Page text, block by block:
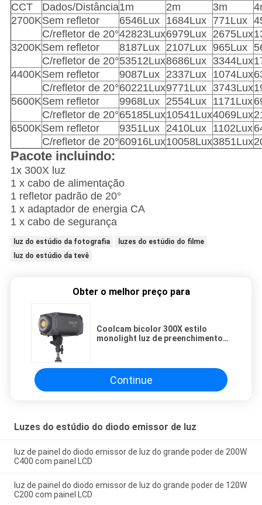
CCT
Dados/Distância1m 2m 3m
2700KSem refletor 6546Lux 1684Lux 771Lux
C/refletor de 20°42823Lux6979Lux 2675Lux
3200KSem refletor 8187Lux 2107Lux 965Lux
C/refletor de 20°53512Lux8686Lux 3344Lux
4400KSem refletor 9087Lux 2337Lux 1074Lux
C/refletor de 20°60221Lux9771Lux 3743Lux
5600KSem refletor 9968Lux 2554Lux 1171Lux
C/refletor de 20°65185Lux10541Lux4069Lux
6500KSem refletor 9351Lux 2410Lux 1102Lux
C/refletor de 20°60916Lux10058Lux3851Lux
Pacote incluindo:
1x 300X luz
1 x cabo de alimentação
1 refletor padrão de 20°
1 x adaptador de energia CA
1 x cabo de segurança
luz do estúdio da fotografia
luzes do estúdio do filme
luz do estúdio da tevê
Obter o melhor preço para
Coolcam bicolor 300X estilo
monolight luz de preenchimento
Continue
Luzes do estúdio do diodo emissor de luz
luz de painel do diodo emissor de luz do grande poder de 200W
C400 com painel LCD
luz de painel do diodo emissor de luz do grande poder de 120W
C200 com painel LCD